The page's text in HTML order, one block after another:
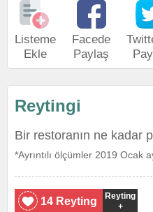
Listeme
Ekle
Facede
Paylaş
Reytingi
Bir restoranın ne kadar
*Ayrıntılı ölçümler 2019 Ocak
14 Reyting
Reyting
+